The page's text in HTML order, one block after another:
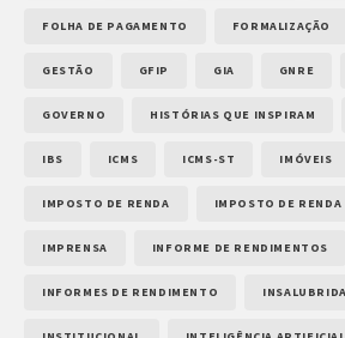
FOLHA DE PAGAMENTO FORMALIZAÇÃO
GESTÃO GFIP GIA GNRE
GOVERNO HISTÓRIAS QUE INSPIRAM
IBS ICMS ICMS-ST IMÓVEIS
IMPOSTO DE RENDA IMPOSTO DE RENDA
IMPRENSA INFORME DE RENDIMENTOS
INFORMES DE RENDIMENTO